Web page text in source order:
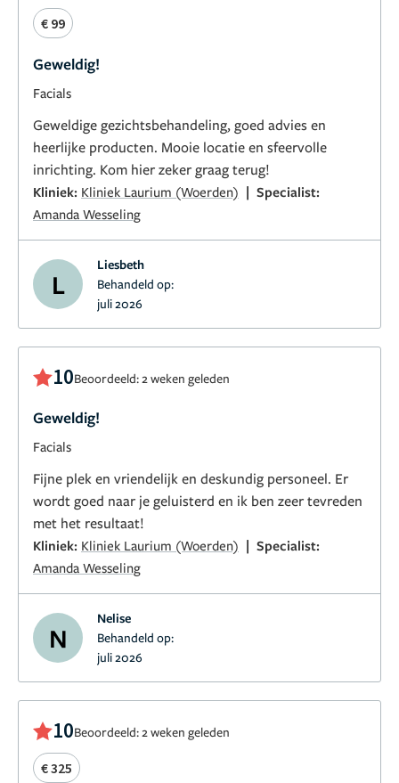
€ 99
Geweldig!
Facials
Geweldige gezichtsbehandeling, goed advies en
heerlijke producten. Mooie locatie en sfeervolle
inrichting. Kom hier zeker graag terug!
Kliniek: Kliniek Laurium (Woerden) | Specialist:
Amanda Wesseling
L
Liesbeth
Behandeld op:
juli 2026
10Beoordeeld: 2 weken geleden
Geweldig!
Facials
Fijne plek en vriendelijk en deskundig personeel. Er
wordt goed naar je geluisterd en ik ben zeer tevreden
met het resultaat!
Kliniek: Kliniek Laurium (Woerden) | Specialist:
Amanda Wesseling
N
Nelise
Behandeld op:
juli 2026
10Beoordeeld: 2 weken geleden
€ 325